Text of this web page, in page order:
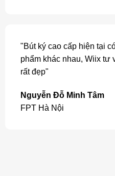
"Bút ký cao cấp hiện tại
phẩm khác nhau, Wiix tư
rất đẹp"
Nguyễn Đỗ Minh Tâm
FPT Hà Nội